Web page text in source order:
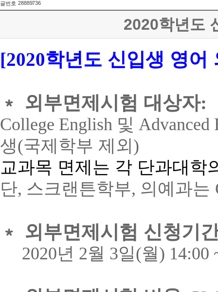
글번호 28889736
2020학년도
[2020학년도 신입생 영어
﹡ 외부면제시험 대상자:
College English 및 Advanced
생(국제학부 제외 )
교과목 면제는 각 단과대학
단, 스크랜튼학부, 의예과는
﹡ 외부면제시험 신청기
2020년 2월 3일(월) 14:00